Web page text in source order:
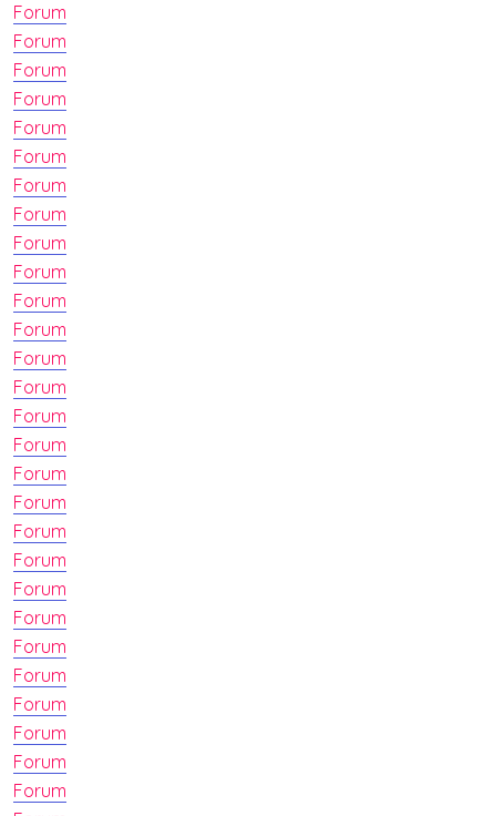
Forum
Forum
Forum
Forum
Forum
Forum
Forum
Forum
Forum
Forum
Forum
Forum
Forum
Forum
Forum
Forum
Forum
Forum
Forum
Forum
Forum
Forum
Forum
Forum
Forum
Forum
Forum
Forum